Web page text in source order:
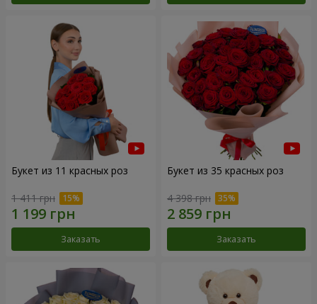
Букет из 11 красных роз
1 411 грн
Заказать
Букет из 35 красных роз
4 398 грн
Заказать